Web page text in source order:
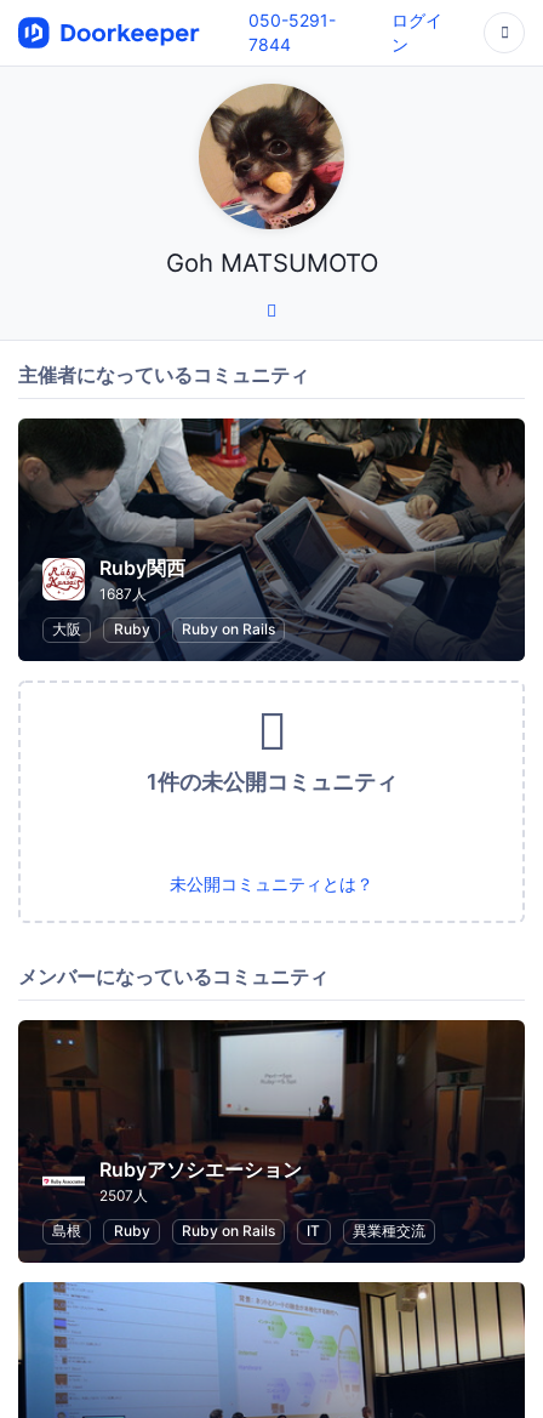
050-5291-
7844
ログイ
ン
Goh MATSUMOTO
主催者になっているコミュニティ
Ruby関西
1687人
大阪
Ruby Ruby on Rails
1件の未公開コミュニティ
未公開コミュニティとは？
メンバーになっているコミュニティ
Rubyアソシエーション
2507人
島根
Ruby Ruby on Rails IT 異業種交流